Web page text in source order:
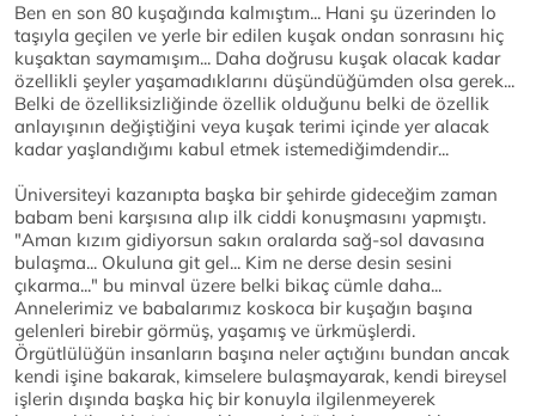
Ben en son 80 kuşağında kalmıştım... Hani şu üzerinden lo
taşıyla geçilen ve yerle bir edilen kuşak ondan sonrasını hiç
kuşaktan saymamışım... Daha doğrusu kuşak olacak kadar
özellikli şeyler yaşamadıklarını düşündüğümden olsa gerek...
Belki de özelliksizliğinde özellik olduğunu belki de özellik
anlayışının değiştiğini veya kuşak terimi içinde yer alacak
kadar yaşlandığımı kabul etmek istemediğimdendir...
Üniversiteyi kazanıpta başka bir şehirde gideceğim zaman
babam beni karşısına alıp ilk ciddi konuşmasını yapmıştı.
"Aman kızım gidiyorsun sakın oralarda sağ-sol davasına
bulaşma... Okuluna git gel... Kim ne derse desin sesini
çıkarma..." bu minval üzere belki bikaç cümle daha...
Annelerimiz ve babalarımız koskoca bir kuşağın başına
gelenleri birebir görmüş, yaşamış ve ürkmüşlerdi.
Örgütlülüğün insanların başına neler açtığını bundan ancak
kendi işine bakarak, kimselere bulaşmayarak, kendi bireysel
işlerin dışında başka hiç bir konuyla ilgilenmeyerek